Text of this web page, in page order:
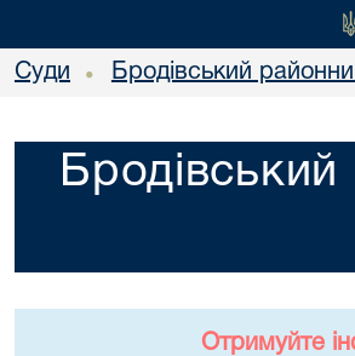
Суди • Бродівський
Бродівський
Отримуйте